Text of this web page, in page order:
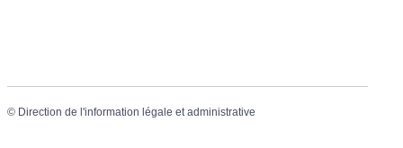
© Direction de l'information légale et administrative